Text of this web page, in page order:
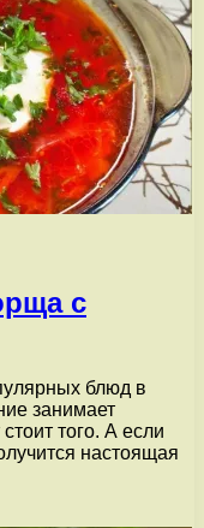
с
блюд в
занимает
того. А если
настоящая